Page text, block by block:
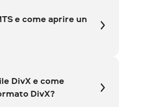
e come aprire un
DivX e come
DivX?